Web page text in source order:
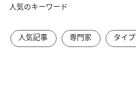
人気のキーワード
人気記事 専門家 タイプ